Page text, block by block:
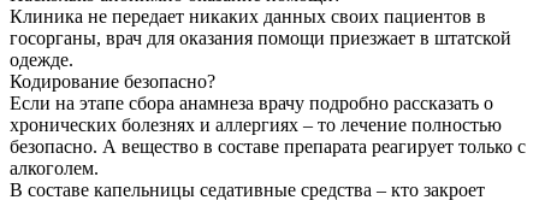
Клиника не передает никаких данных своих пациентов в
госорганы, врач для оказания помощи приезжает в штатской
одежде.
Кодирование безопасно?
Если на этапе сбора анамнеза врачу подробно рассказать о
хронических болезнях и аллергиях – то лечение полностью
безопасно. А вещество в составе препарата реагирует только с
алкоголем.
В составе капельницы седативные средства – кто закроет